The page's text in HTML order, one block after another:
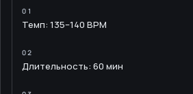
Темп: 135–140 BPM
Длительность: 60 мин